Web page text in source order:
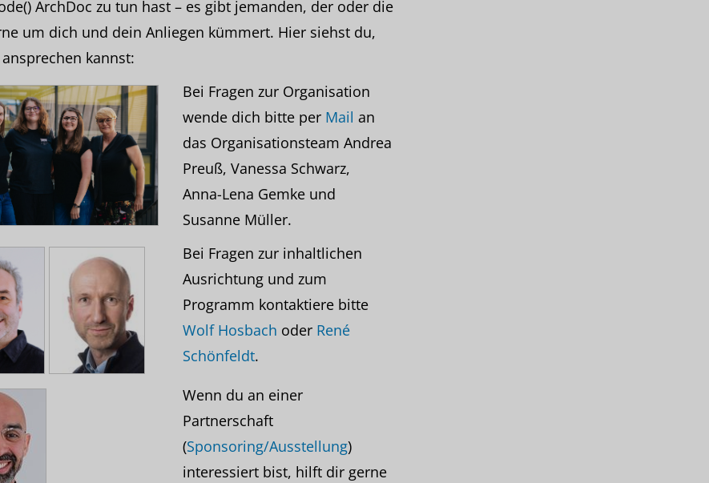
ArchDoc zu tun hast – es gibt jemanden, der oder die
um dich und dein Anliegen kümmert. Hier siehst du,
kannst:
Bei Fragen zur Organisation
wende dich bitte per Mail an
das Organisationsteam Andrea
Preuß, Vanessa Schwarz,
Anna-Lena Gemke und
Susanne Müller.
Bei Fragen zur inhaltlichen
Ausrichtung und zum
Programm kontaktiere bitte
Wolf Hosbach oder René
Schönfeldt.
Wenn du an einer
Partnerschaft
(Sponsoring/Ausstellung)
interessiert bist, hilft dir gerne